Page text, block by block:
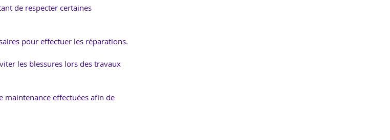
de respecter certaines
pour effectuer les réparations.
les blessures lors des travaux
maintenance effectuées afin de